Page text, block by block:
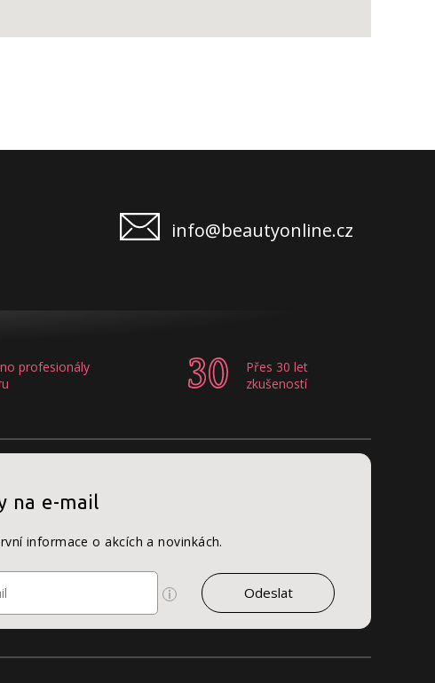
info@beautyonline.cz
profesionály
Přes 30 let
zkušeností
na e-mail
informace o akcích a novinkách.